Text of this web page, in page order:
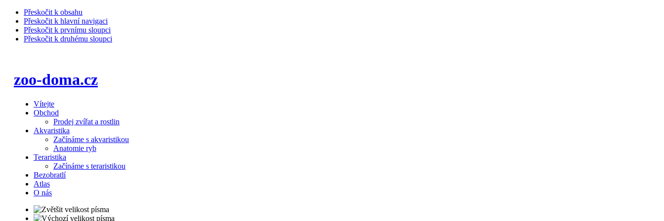
Přeskočit k obsahu
Přeskočit k hlavní navigaci
Přeskočit k prvnímu sloupci
Přeskočit k druhému sloupci
zoo-doma.cz
Vítejte
Obchod
Prodej zvířat a rostlin
Akvaristika
Začínáme s akvaristikou
Anatomie ryb
Teraristika
Začínáme s teraristikou
Bezobratlí
Atlas
O nás